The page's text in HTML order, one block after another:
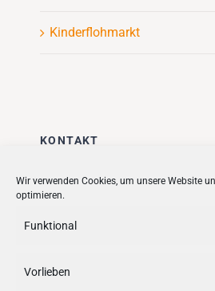
Wir verwenden Cookies, um unsere Website
optimieren.
Funktional
Vorlieben
Kinderflohmarkt
KONTAKT
Stadt + Handel City- und
Quartiersmanagement